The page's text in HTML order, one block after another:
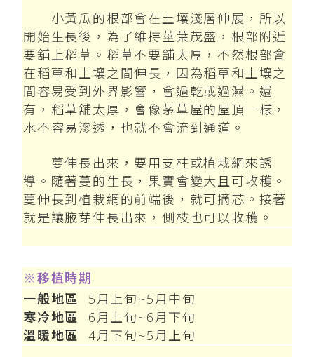
小黃瓜的根部會在土壤淺層伸展，所以
開始生長後，為了維持莖葉茂盛，根部附近
要舖上稻草。稻草不要舖太厚，不然根部會
在稻草和土壤之間伸長，因為稻草和土壤之
間容易受到外界影響，會過乾或過濕。還
有，稻草舖太厚，會像茅草屋的屋頂一樣，
水不容易滲透，也就不會流到通道。
蔓伸長出來，要用支柱或植栽網來誘
導。隨著蔓的生長，果實會變大且可收穫。
蔓伸長到植栽網的前端後，就可摘芯。接著
就是讓腋芽伸長出來，側枝也可以收穫。